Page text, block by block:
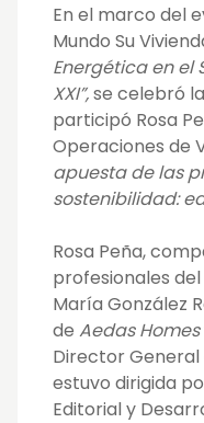
En el marco del
Mundo Su
Energética en el
XXI”,se celebró
participó Rosa
Operaciones de
apuesta de las
sostenibilidad:
Rosa Peña,
profesionales
María González
de Aedas Homes
Director General
estuvo dirigida
Editorial y